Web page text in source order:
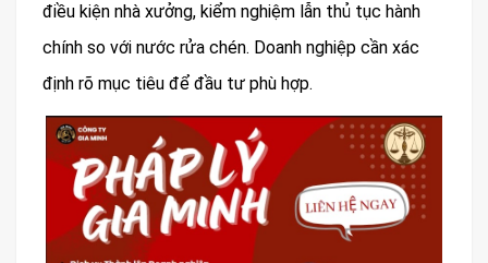
điều kiện nhà xưởng, kiểm nghiệm lẫn thủ tục hành
chính so với nước rửa chén. Doanh nghiệp cần xác
định rõ mục tiêu để đầu tư phù hợp.